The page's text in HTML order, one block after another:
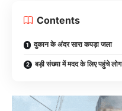
Contents
दुकान के अंदर सारा कपड़ा जला
बड़ी संख्या में मदद के लिए पहुंचे लोग